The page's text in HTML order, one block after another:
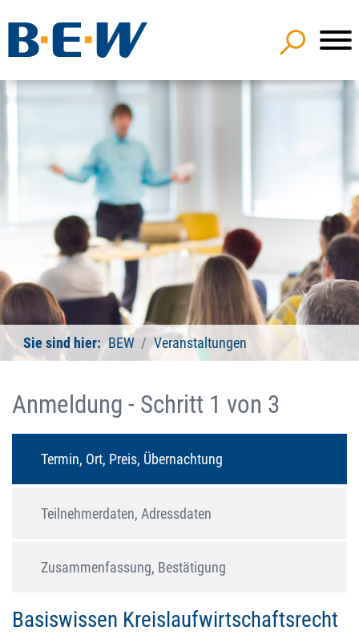
Sie sind hier: BEW Veranstaltungen
Anmeldung - Schritt 1 von 3
Termin, Ort, Preis, Übernachtung
Teilnehmerdaten, Adressdaten
Zusammenfassung, Bestätigung
Basiswissen Kreislaufwirtschaftsrecht